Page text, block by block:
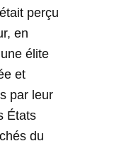
perçu
en
élite
et
par leur
États
du